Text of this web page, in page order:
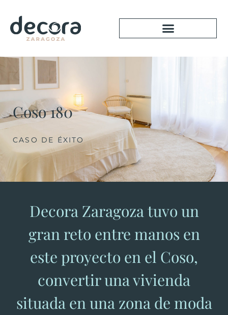
Coso 180
CASO DE ÉXITO
Decora Zaragoza tuvo un
gran reto entre manos en
este proyecto en el Coso,
convertir una vivienda
situada en una zona de moda